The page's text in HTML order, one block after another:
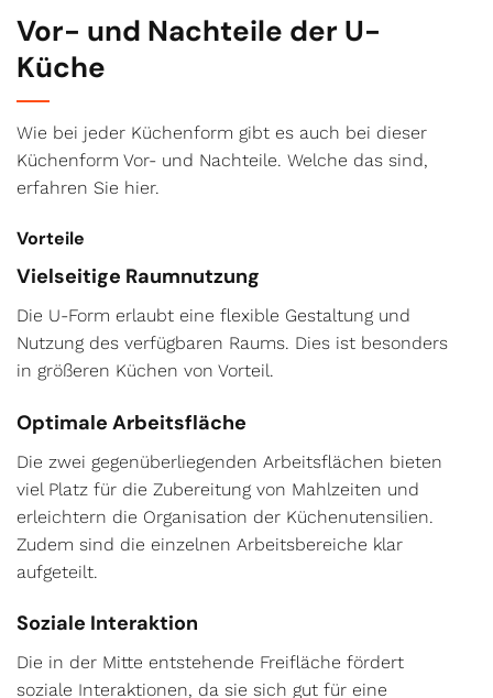
Vor- und Nachteile der U-
Küche
Wie bei jeder Küchenform gibt es auch bei dieser
Küchenform Vor- und Nachteile. Welche das sind,
erfahren Sie hier.
Vorteile
Vielseitige Raumnutzung
Die U-Form erlaubt eine flexible Gestaltung und
Nutzung des verfügbaren Raums. Dies ist besonders
in größeren Küchen von Vorteil.
Optimale Arbeitsfläche
Die zwei gegenüberliegenden Arbeitsflächen bieten
viel Platz für die Zubereitung von Mahlzeiten und
erleichtern die Organisation der Küchenutensilien.
Zudem sind die einzelnen Arbeitsbereiche klar
aufgeteilt.
Soziale Interaktion
Die in der Mitte entstehende Freifläche fördert
soziale Interaktionen, da sie sich gut für eine